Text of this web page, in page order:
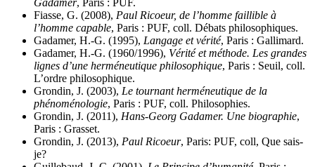
Gadamer, Paris : PUF.
Fiasse, G. (2008), Paul Ricoeur, de l’homme faillible à
l’homme capable, Paris : PUF, coll. Débats philosophiques.
Gadamer, H.-G. (1995), Langage et vérité, Paris : Gallimard.
Gadamer, H.-G. (1960/1996), Vérité et méthode. Les grandes
lignes d’une herméneutique philosophique, Paris : Seuil, coll.
L’ordre philosophique.
Grondin, J. (2003), Le tournant herméneutique de la
phénoménologie, Paris : PUF, coll. Philosophies.
Grondin, J. (2011), Hans-Georg Gadamer. Une biographie,
Paris : Grasset.
Grondin, J. (2013), Paul Ricoeur, Paris: PUF, coll, Que sais-
je?